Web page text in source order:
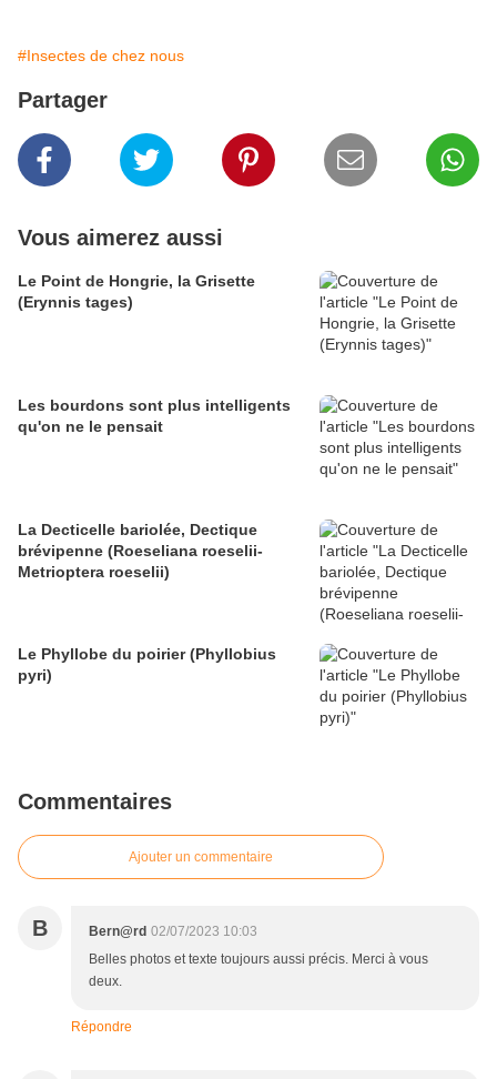
#Insectes de chez nous
Partager
Vous aimerez aussi
Le Point de Hongrie, la Grisette
(Erynnis tages)
Les bourdons sont plus intelligents
qu'on ne le pensait
La Decticelle bariolée, Dectique
brévipenne (Roeseliana roeselii-
Metrioptera roeselii)
Le Phyllobe du poirier (Phyllobius
pyri)
Commentaires
Ajouter un commentaire
B Bern@rd 02/07/2023 10:03
Belles photos et texte toujours aussi précis. Merci à vous
deux.
Répondre